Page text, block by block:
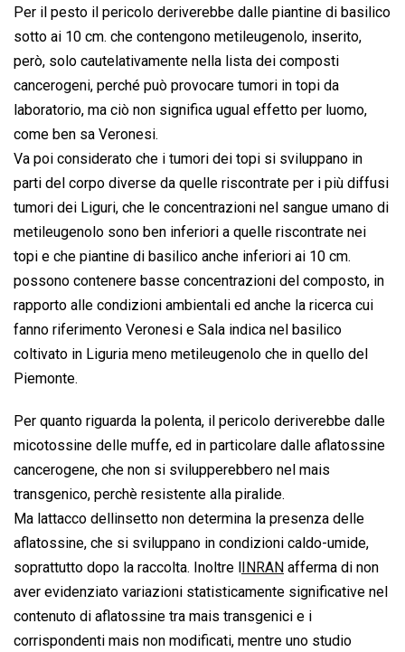
Per il pesto il pericolo deriverebbe dalle piantine di basilico
sotto ai 10 cm. che contengono metileugenolo, inserito,
però, solo cautelativamente nella lista dei composti
cancerogeni, perché può provocare tumori in topi da
laboratorio, ma ciò non significa ugual effetto per luomo,
come ben sa Veronesi.
Va poi considerato che i tumori dei topi si sviluppano in
parti del corpo diverse da quelle riscontrate per i più diffusi
tumori dei Liguri, che le concentrazioni nel sangue umano di
metileugenolo sono ben inferiori a quelle riscontrate nei
topi e che piantine di basilico anche inferiori ai 10 cm.
possono contenere basse concentrazioni del composto, in
rapporto alle condizioni ambientali ed anche la ricerca cui
fanno riferimento Veronesi e Sala indica nel basilico
coltivato in Liguria meno metileugenolo che in quello del
Piemonte.
Per quanto riguarda la polenta, il pericolo deriverebbe dalle
micotossine delle muffe, ed in particolare dalle aflatossine
cancerogene, che non si svilupperebbero nel mais
transgenico, perchè resistente alla piralide.
Ma lattacco dellinsetto non determina la presenza delle
aflatossine, che si sviluppano in condizioni caldo-umide,
soprattutto dopo la raccolta. Inoltre l
INRAN afferma di non
aver evidenziato variazioni statisticamente significative nel
contenuto di aflatossine tra mais transgenici e i
corrispondenti mais non modificati, mentre uno studio